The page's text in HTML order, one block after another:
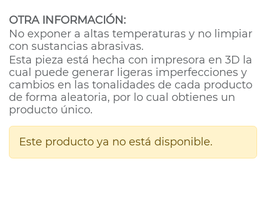
OTRA INFORMACIÓN:
No exponer a altas temperaturas y no limpiar
con sustancias abrasivas.
Esta pieza está hecha con impresora en 3D la
cual puede generar ligeras imperfecciones y
cambios en las tonalidades de cada producto
de forma aleatoria, por lo cual obtienes un
producto único.
Este producto ya no está disponible.